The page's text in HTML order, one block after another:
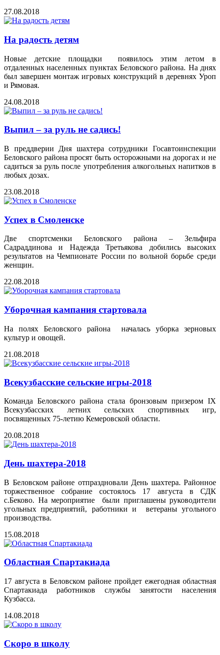
27.08.2018
На радость детям
Новые детские площадки появилось этим летом в
отдаленных населенных пунктах Беловского района. На днях
был завершен монтаж игровых конструкций в деревнях Уроп
и Рямовая.
24.08.2018
Выпил – за руль не садись!
В преддверии Дня шахтера сотрудники Госавтоинспекции
Беловского района просят быть осторожными на дорогах и не
садиться за руль после употребления алкогольных напитков в
любых дозах.
23.08.2018
Успех в Смоленске
Две спортсменки Беловского района – Зельфира
Садраддинова и Надежда Третьякова добились высоких
результатов на Чемпионате России по вольной борьбе среди
женщин.
22.08.2018
Уборочная кампания стартовала
На полях Беловского района началась уборка зерновых
культур и овощей.
21.08.2018
Всекузбасские сельские игры-2018
Команда Беловского района стала бронзовым призером IX
Всекузбасских летних сельских спортивных игр,
посвященных 75-летию Кемеровской области.
20.08.2018
День шахтера-2018
В Беловском районе отпраздновали День шахтера. Районное
торжественное собрание состоялось 17 августа в СДК
с.Беково. На мероприятие были приглашены руководители
угольных предприятий, работники и ветераны угольного
производства.
15.08.2018
Областная Спартакиада
17 августа в Беловском районе пройдет ежегодная областная
Спартакиада работников службы занятости населения
Кузбасса.
14.08.2018
Скоро в школу